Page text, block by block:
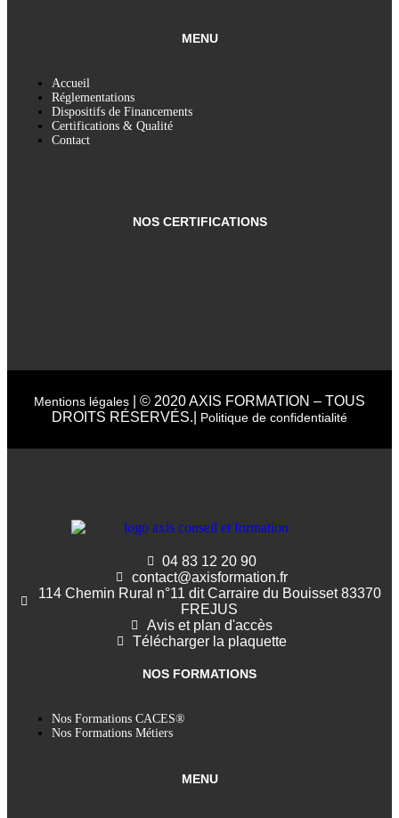
MENU
Accueil
Réglementations
Dispositifs de Financements
Certifications & Qualité
Contact
NOS CERTIFICATIONS
Mentions légales | © 2020 AXIS FORMATION – TOUS
DROITS RÉSERVÉS.| Politique de confidentialité
04 83 12 20 90
contact@axisformation.fr
114 Chemin Rural n°11 dit Carraire du Bouisset 83370
FREJUS
Avis et plan d'accès
Télécharger la plaquette
NOS FORMATIONS
Nos Formations CACES®
Nos Formations Métiers
MENU